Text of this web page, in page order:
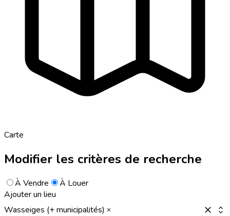
Carte
Modifier les critères de recherche
À Vendre
À Louer
Ajouter un lieu
Wasseiges (+ municipalités)